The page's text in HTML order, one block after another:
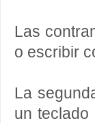
Las
o escribir
La
un